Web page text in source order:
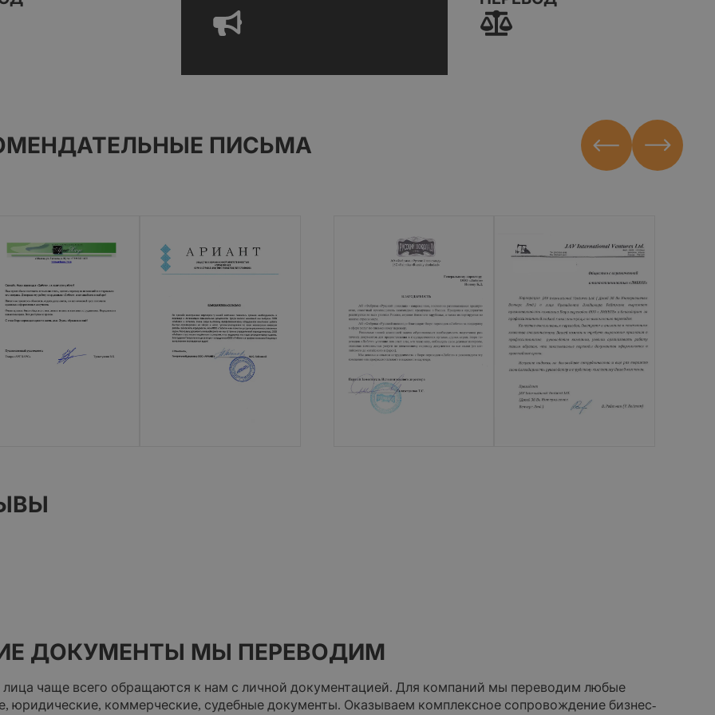
ПИСЬМА
ДОКУМЕНТЫ МЫ ПЕРЕВОДИМ
чаще всего обращаются к нам с личной документацией. Для компаний мы переводим любые
юридические, коммерческие, судебные документы. Оказываем комплексное сопровождение бизнес-